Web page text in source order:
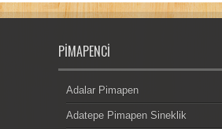
PIMAPENCI
Adalar Pimapen
Adatepe Pimapen Sineklik